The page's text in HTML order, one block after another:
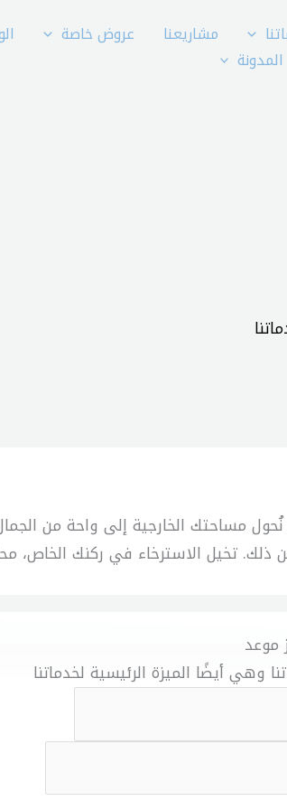
مشاريعنا عروض خاصة
المدونة
مساحتك الخارجية إلى واحة من
من ذلك. تخيل الاسترخاء في ركنك الخاص،
موعد
وهي أيضًا الميزة الرئيسية لخدماتنا